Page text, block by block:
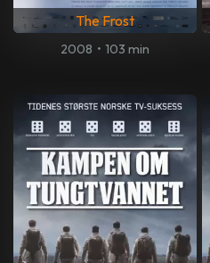
The Frost
2008 • 103 min